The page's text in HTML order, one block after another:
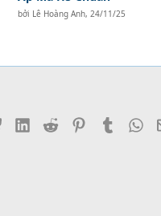
bởi Lê Hoàng Anh, 24/11/25
BlueskyLinkedIn
Reddit PinterestTumblr